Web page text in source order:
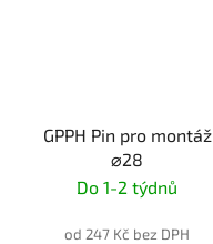
GPPH Pin pro montáž
⌀28
Do 1-2 týdnů
od 247 Kč bez DPH